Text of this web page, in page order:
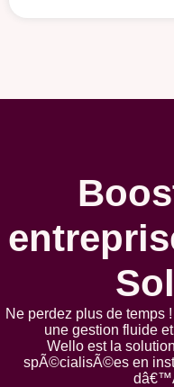
Ne perdez plus de temps
une gestion fluide
Wello est la
spÃ©cialisÃ©es en